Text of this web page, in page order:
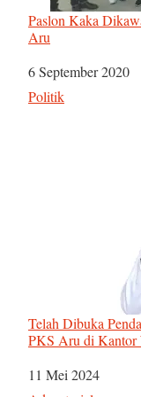
Paslon Kaka
Aru
Tanggal
6 September 2020
Sehubungan dengan
Politik
Telah Dibuka
PKS Aru di Kantor
Tanggal
11 Mei 2024